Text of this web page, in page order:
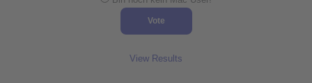
View Results